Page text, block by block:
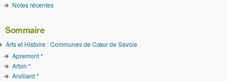
Notes récentes
Sommaire
Arts et Histoire : Communes de Cœur de Savoie
Apremont *
Arbin *
Arvillard *